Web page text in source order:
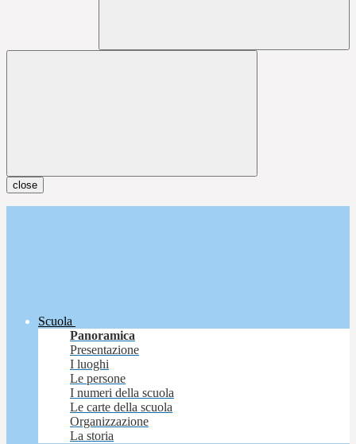
close
Scuola
Panoramica
Presentazione
I luoghi
Le persone
I numeri della scuola
Le carte della scuola
Organizzazione
La storia